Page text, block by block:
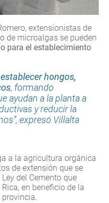
extensionistas de
de microalgas se pueden
para el establecimiento
hongos,
, formando
ayudan a la planta a
y reducir la
expresó Villalta
a la agricultura orgánica
de extensión que se
del Cemento que
en beneficio de la
provincia.